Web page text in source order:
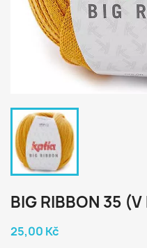
BIG RIBBON 35
25,00 Kč